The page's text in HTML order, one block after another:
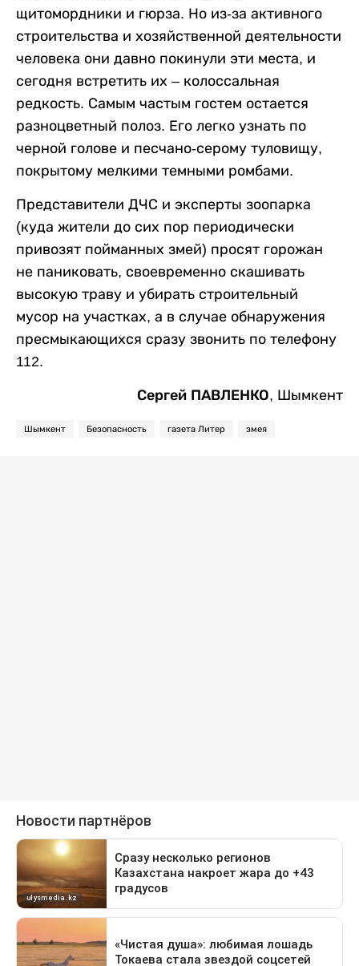
щитомордники и гюрза. Но из-за активного
строительства и хозяйственной деятельности
человека они давно покинули эти места, и
сегодня встретить их – колоссальная
редкость. Самым частым гостем остается
разноцветный полоз. Его легко узнать по
черной голове и песчано-серому туловищу,
покрытому мелкими темными ромбами.
Представители ДЧС и эксперты зоопарка
(куда жители до сих пор периодически
привозят пойманных змей) просят горожан
не паниковать, своевременно скашивать
высокую траву и убирать строительный
мусор на участках, а в случае обнаружения
пресмыкающихся сразу звонить по телефону
112.
Сергей ПАВЛЕНКО, Шымкент
Шымкент Безопасность газета Литер змея